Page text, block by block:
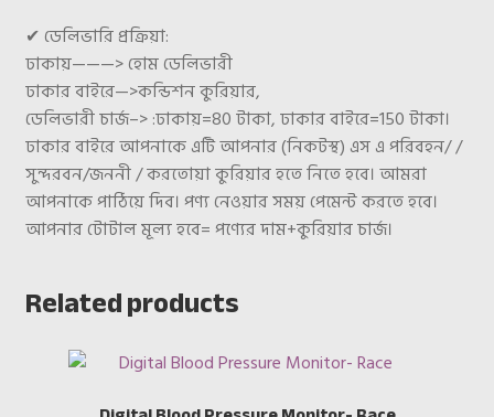
✔ ডেলিভারি প্রক্রিয়া:
ঢাকায়———> হোম ডেলিভারী
ঢাকার বাইরে—>কন্ডিশন কুরিয়ার,
ডেলিভারী চার্জ–> :ঢাকায়=80 টাকা, ঢাকার বাইরে=150 টাকা।
ঢাকার বাইরে আপনাকে এটি আপনার (নিকটস্থ) এস এ পরিবহন/ /
সুন্দরবন/জননী / করতোয়া কুরিয়ার হতে নিতে হবে। আমরা
আপনাকে পাঠিয়ে দিব। পণ্য নেওয়ার সময় পেমেন্ট করতে হবে।
আপনার টোটাল মূল্য হবে= পণ্যের দাম+কুরিয়ার চার্জ।
Related products